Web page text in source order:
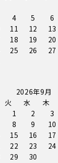
4 5 6
11 12 13
18 19 20
25 26 27
2026年9月
火 水 木
1
2 3
8 9 10
15 16 17
22 23 24
29
30